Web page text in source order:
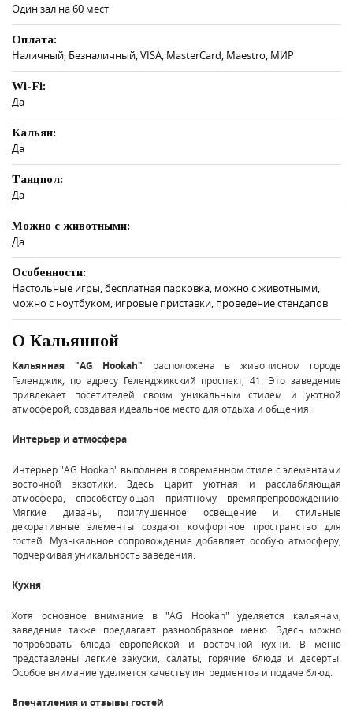
Один зал на 60 мест
Оплата:
Наличный, Безналичный, VISA, MasterCard, Maestro, МИР
Wi-Fi:
Да
Кальян:
Да
Танцпол:
Да
Можно с животными:
Да
Особенности:
Настольные игры, бесплатная парковка, можно с животными,
можно с ноутбуком, игровые приставки, проведение стендапов
О Кальянной
Кальянная "AG Hookah" расположена в живописном городе
Геленджик, по адресу Геленджикский проспект, 41. Это заведение
привлекает посетителей своим уникальным стилем и уютной
атмосферой, создавая идеальное место для отдыха и общения.
Интерьер и атмосфера
Интерьер "AG Hookah" выполнен в современном стиле с элементами
восточной экзотики. Здесь царит уютная и расслабляющая
атмосфера, способствующая приятному времяпрепровождению.
Мягкие диваны, приглушенное освещение и стильные
декоративные элементы создают комфортное пространство для
гостей. Музыкальное сопровождение добавляет особую атмосферу,
подчеркивая уникальность заведения.
Кухня
Хотя основное внимание в "AG Hookah" уделяется кальянам,
заведение также предлагает разнообразное меню. Здесь можно
попробовать блюда европейской и восточной кухни. В меню
представлены легкие закуски, салаты, горячие блюда и десерты.
Особое внимание уделяется качеству ингредиентов и подаче блюд.
Впечатления и отзывы гостей